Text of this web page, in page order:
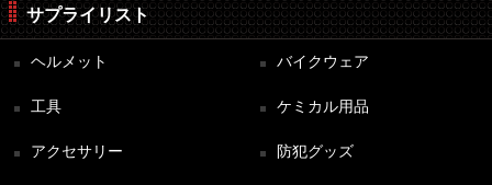
サプライリスト
ヘルメット バイクウェア
工具 ケミカル用品
アクセサリー 防犯グッズ